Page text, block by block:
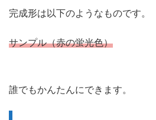
完成形は以下のようなものです。
サンプル（赤の蛍光色）
誰でもかんたんにできます。